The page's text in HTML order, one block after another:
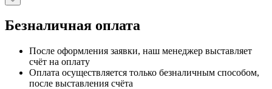
Безналичная оплата
После оформления заявки, наш менеджер выставляет
счёт на оплату
Оплата осуществляется только безналичным способом,
после выставления счёта